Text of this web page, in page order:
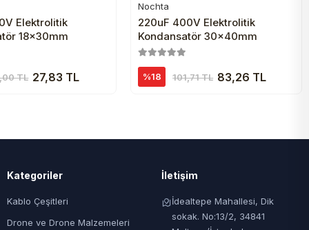
Sepete Ekle
Elektrolitik
18x30mm
TL 27,83 TL
Sepete Ekle
Nochta
220uF 400V Elektrolitik
Kondansatör 30x40mm
%18 101,71 TL 83,26 TL
Kategoriler
Kablo Çeşitleri
Drone ve Drone Malzemeleri
İletişim
İdealtepe Mahallesi, Dik
sokak. No:13/2, 34841